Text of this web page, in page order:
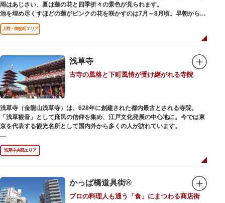
雨はあじさい、夏は蓮の花と四季折々の景色が見られます。
池を埋め尽くすほどの蓮がピンクの花を咲かすのは7月～8月頃。早朝から午
前のみ開花するので、シーズン中は多くの観光客が朝早くから池を訪れま
す。綺麗な蓮の花を近くから観察できるデッキを散歩しながら朝の不忍池を
から池を眺めれば、新しい発見ができるかもしれません。また、「鵜の池」
にはマガモ・オナガガモなどたくさんの鴨や渡り鳥が訪れます。大都会の中
でバードウォッチングができる珍しいスポットです。
ファミリーで、カップルで、または一人でゆったりと、思い思いの時間をお
過ごしください。
上野・御徒町エリア
浅草寺
古寺の風格と下町風情が受け継がれる寺院
浅草寺（金龍山浅草寺）は、628年に創建された都内最古とされる寺院。
「浅草観音」として庶民の信仰を集め、江戸文化発展の中心地に。今では東
京を代表する観光名所として国内外から多くの人が訪れています。
浅草の象徴とも言える「雷門（風雷神門）」は、高さ3.9mの大提灯と風神雷
神像が安置された浅草寺の総門。本堂前には2体の仁王尊像が並ぶ山門「宝
蔵門」が建ち、参拝客を堂々と迎えてくれます。本堂前には、邪気を払うご
身を清めましょう。「観音堂」とも呼ばれる本堂にはご本尊の聖観世音菩薩
が祀られており、毎日定時に法要が執り行われています。
境内の歴史ある建造物も必見です。ひと際目立つ五重塔、国指定重要文化財
浅草中央部エリア
かっぱ橋道具街®
プロの料理人も通う「食」にまつわる商店街